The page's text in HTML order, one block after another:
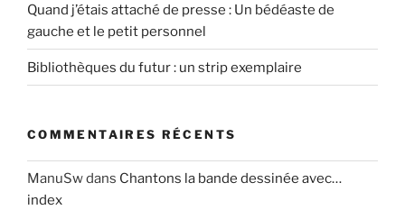
Quand j’étais attaché de presse : Un bédéaste de
gauche et le petit personnel
Bibliothèques du futur : un strip exemplaire
COMMENTAIRES RÉCENTS
ManuSwdans Chantons la bande dessinée avec…
index